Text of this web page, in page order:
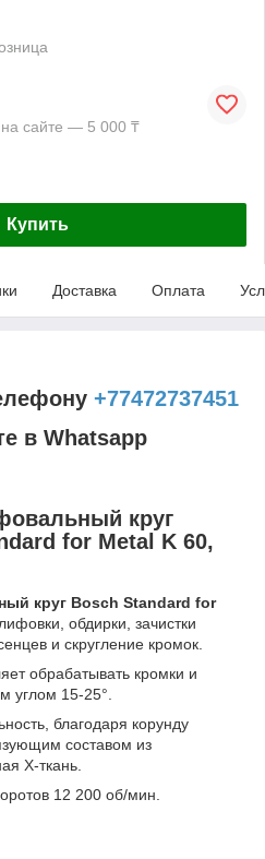
сайте — 5 000 ₸
Купить
Доставка Оплата
+77472737451
в Whatsapp
круг
for Metal K 60,
круг Bosch Standard for
обдирки, зачистки
и скругление кромок.
обрабатывать кромки и
углом 15-25°.
благодаря корунду
составом из
X-ткань.
12 200 об/мин.